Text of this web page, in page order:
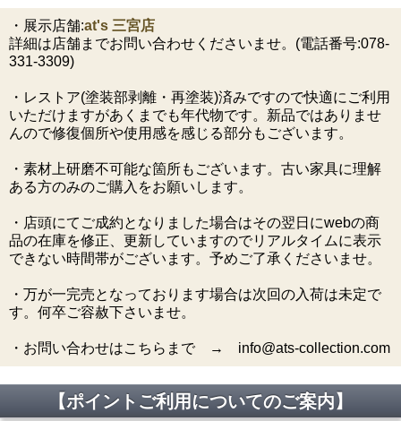
・展示店舗:at's 三宮店
詳細は店舗までお問い合わせくださいませ。(電話番号:078-
331-3309)
・レストア(塗装部剥離・再塗装)済みですので快適にご利用
いただけますがあくまでも年代物です。新品ではありませ
んので修復個所や使用感を感じる部分もございます。
・素材上研磨不可能な箇所もございます。古い家具に理解
ある方のみのご購入をお願いします。
・店頭にてご成約となりました場合はその翌日にwebの商
品の在庫を修正、更新していますのでリアルタイムに表示
できない時間帯がございます。予めご了承くださいませ。
・万が一完売となっております場合は次回の入荷は未定で
す。何卒ご容赦下さいませ。
・お問い合わせはこちらまで → info@ats-collection.com
【ポイントご利用についてのご案内】